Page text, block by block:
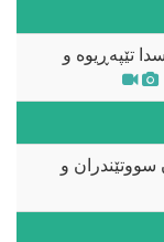
تێپەڕیوە و
سووتێندران و